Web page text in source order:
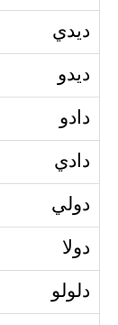
ديدي
ديدو
دادو
دادي
دولي
دولا
دلولو